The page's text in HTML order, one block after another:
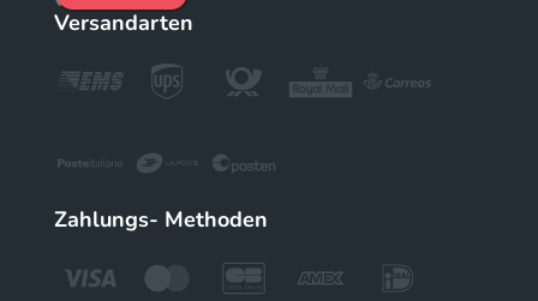
Versandarten
Zahlungs- Methoden